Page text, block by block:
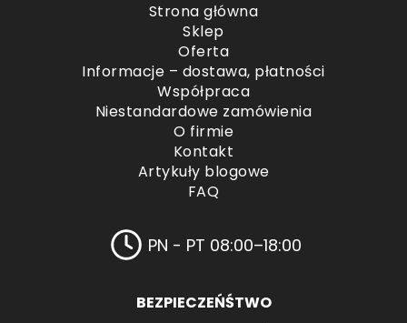
Strona główna
Sklep
Oferta
Informacje – dostawa, płatności
Współpraca
Niestandardowe zamówienia
O firmie
Kontakt
Artykuły blogowe
FAQ
PN - PT 08:00–18:00
BEZPIECZEŃŚTWO